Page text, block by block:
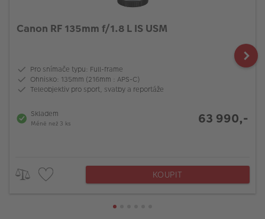
Canon RF 135mm f/1.8 L IS USM
Pro snímače typu: Full-frame
Ohnisko: 135mm (216mm : APS-C)
Teleobjektiv pro sport, svatby a reportáže
Skladem
Méně než 3 ks 63 990,-
KOUPIT